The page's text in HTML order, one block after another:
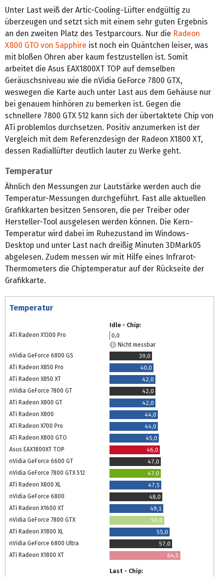
Unter Last weiß der Artic-Cooling-Lüfter endgültig zu
überzeugen und setzt sich mit einem sehr guten Ergebnis
an den zweiten Platz des Testparcours. Nur die Radeon
X800 GTO von Sapphire ist noch ein Quäntchen leiser, was
mit bloßen Ohren aber kaum festzustellen ist. Somit
arbeitet die Asus EAX1800XT TOP auf demselben
Geräuschsniveau wie die nVidia GeForce 7800 GTX,
weswegen die Karte auch unter Last aus dem Gehäuse nur
bei genauem hinhören zu bemerken ist. Gegen die
schnellere 7800 GTX 512 kann sich der übertaktete Chip von
ATi problemlos durchsetzen. Positiv anzumerken ist der
Vergleich mit dem Referenzdesign der Radeon X1800 XT,
dessen Radiallüfter deutlich lauter zu Werke geht.
Temperatur
Ähnlich den Messungen zur Lautstärke werden auch die
Temperatur-Messungen durchgeführt. Fast alle aktuellen
Grafikkarten besitzen Sensoren, die per Treiber oder
Hersteller-Tool ausgelesen werden können. Die Kern-
Temperatur wird dabei im Ruhezustand im Windows-
Desktop und unter Last nach dreißig Minuten 3DMark05
abgelesen. Zudem messen wir mit Hilfe eines Infrarot-
Thermometers die Chiptemperatur auf der Rückseite der
Grafikkarte.
Temperatur
Idle - Chip:
ATi Radeon X1300 Pro
0,0
Nicht messbar
nVidia GeForce 6800 GS
39,0
ATi Radeon X850 Pro
40,0
ATi Radeon X850 XT
42,0
nVidia GeForce 7800 GT
42,0
ATi Radeon X800 GT
42,0
ATi Radeon X800
44,0
ATi Radeon X700 Pro
44,0
ATi Radeon X800 GTO
45,0
Asus EAX1800XT TOP
46,0
nVidia GeForce 6600 GT
47,0
nVidia GeForce 7800 GTX 512
47,0
ATi Radeon X800 XL
47,5
nVidia GeForce 6800
48,0
ATi Radeon X1600 XT
49,1
nVidia GeForce 7800 GTX
50,0
ATi Radeon X1800 XL
55,0
nVidia GeForce 6800 Ultra
57,0
ATi Radeon X1800 XT
64,5
Last - Chip: